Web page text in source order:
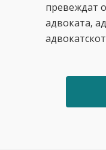
превеждат
адвоката,